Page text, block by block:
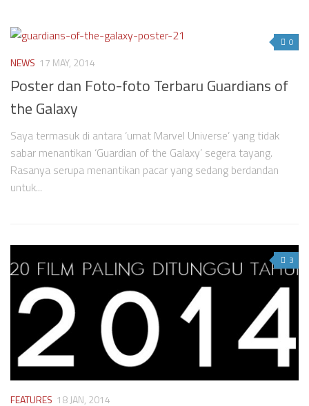
0
NEWS 17 MAY, 2014
Poster dan Foto-foto Terbaru Guardians of
the Galaxy
Saya termasuk di antara ‘umat Marvel Universe’ yang tidak
sabar menantikan ‘Guardian of the Galaxy’ segera tayang.
Rasanya serupa menantikan pacar yang sedang berdandan
untuk...
3
FEATURES 18 JAN, 2014